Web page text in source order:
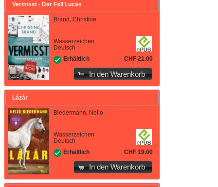
Vermisst - Der Fall Lucas
Brand, Christine
Wasserzeichen
Deutsch
Erhältlich
CHF 21.00
In den Warenkorb
Lázár
Biedermann, Nelio
Wasserzeichen
Deutsch
Erhältlich
CHF 19.00
In den Warenkorb